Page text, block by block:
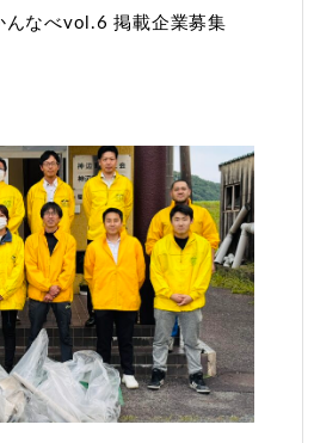
んなべvol.6 掲載企業募集